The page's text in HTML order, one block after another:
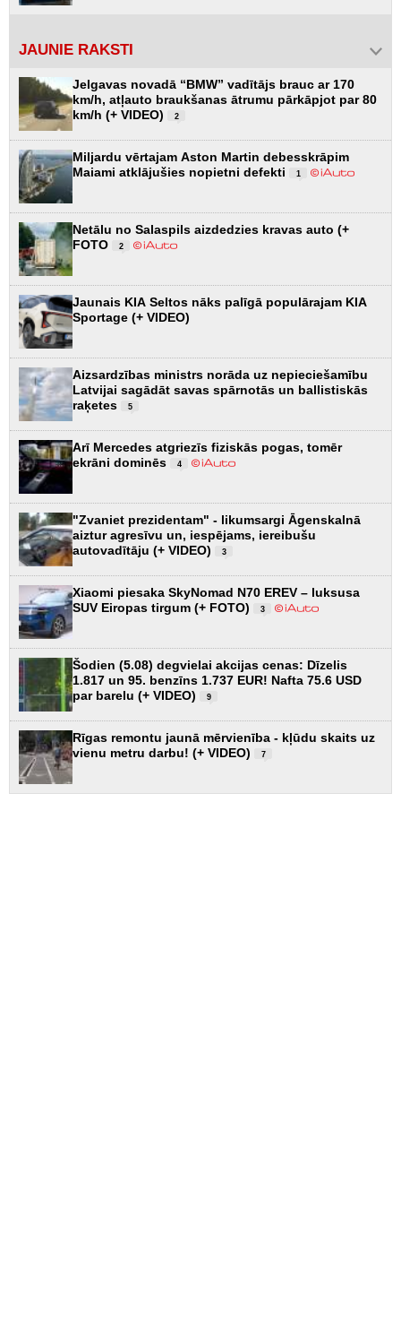
JAUNIE RAKSTI
Jelgavas novadā “BMW” vadītājs brauc ar 170
km/h, atļauto braukšanas ātrumu pārkāpjot par 80
km/h (+ VIDEO)
2
Miljardu vērtajam Aston Martin debesskrāpim
Maiami atklājušies nopietni defekti
1
Netālu no Salaspils aizdedzies kravas auto (+
FOTO
2
Jaunais KIA Seltos nāks palīgā populārajam KIA
Sportage (+ VIDEO)
Aizsardzības ministrs norāda uz nepieciešamību
Latvijai sagādāt savas spārnotās un ballistiskās
raķetes
5
Arī Mercedes atgriezīs fiziskās pogas, tomēr
ekrāni dominēs
4
"Zvaniet prezidentam" - likumsargi Āgenskalnā
aiztur agresīvu un, iespējams, iereibušu
autovadītāju (+ VIDEO)
3
Xiaomi piesaka SkyNomad N70 EREV – luksusa
SUV Eiropas tirgum (+ FOTO)
3
Šodien (5.08) degvielai akcijas cenas: Dīzelis
1.817 un 95. benzīns 1.737 EUR! Nafta 75.6 USD
par barelu (+ VIDEO)
9
Rīgas remontu jaunā mērvienība - kļūdu skaits uz
vienu metru darbu! (+ VIDEO)
7